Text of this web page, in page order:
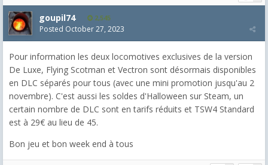
goupil74 2,545
Posted October 27, 2023
Pour information les deux locomotives exclusives de la version
De Luxe, Flying Scotman et Vectron sont désormais disponibles
en DLC séparés pour tous (avec une mini promotion jusqu'au 2
novembre). C'est aussi les soldes d'Halloween sur Steam, un
certain nombre de DLC sont en tarifs réduits et TSW4 Standard
est à 29€ au lieu de 45.
Bon jeu et bon week end à tous